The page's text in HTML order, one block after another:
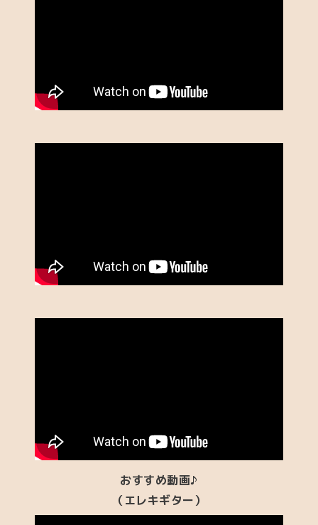
おすすめ動画♪
（エレキギター）